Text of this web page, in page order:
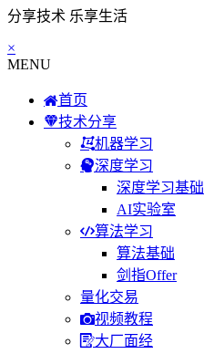
分享技术 乐享生活
×
MENU
首页
技术分享
机器学习
深度学习
深度学习基础
AI实验室
算法学习
算法基础
剑指Offer
量化交易
视频教程
大厂面经